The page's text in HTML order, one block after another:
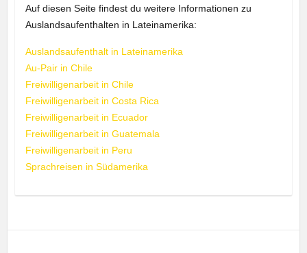
Auf diesen Seite findest du weitere Informationen zu
Auslandsaufenthalten in Lateinamerika:
Auslandsaufenthalt in Lateinamerika
Au-Pair in Chile
Freiwilligenarbeit in Chile
Freiwilligenarbeit in Costa Rica
Freiwilligenarbeit in Ecuador
Freiwilligenarbeit in Guatemala
Freiwilligenarbeit in Peru
Sprachreisen in Südamerika